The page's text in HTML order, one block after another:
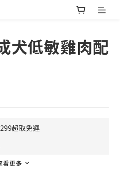
犬低敏雞肉配
超取免運
看更多